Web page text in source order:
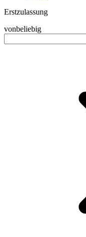
Erstzulassung
vonbeliebig